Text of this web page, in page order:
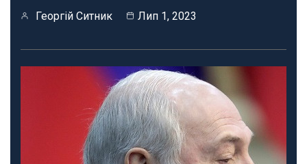
Георгій Ситник Лип 1, 2023